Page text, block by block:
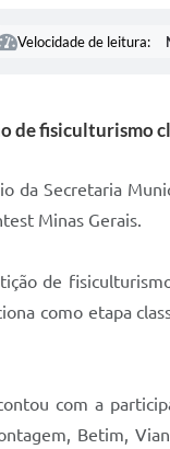
Velocidade de leitura:
de fisiculturismo
da Secretaria
Minas Gerais.
de
como etapa
com a
Betim,